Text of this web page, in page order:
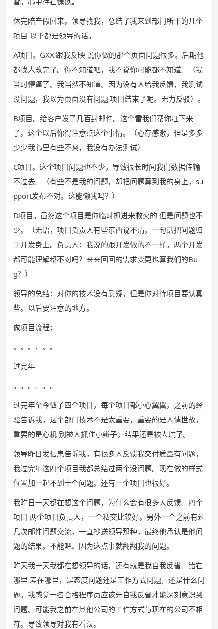
休完陪产假回来。领导找我，总结了我来到部门所干的几个
项目 以下都是领导的话。
A项目。GXX 跟我反映 说你做的那个页面问题很多。后期他
都找人改完了。你不知道吧，我不说你可能都不知道。（我
当时懵逼了。我当然不知道。因为没有人给我反馈，我测试
没问题，我以为页面没有问题 项目结束了呢。无力反驳）。
B项目。给客户发了几百封邮件。这个雷我们帮你扛下来
了。这个以后你得注意点这个事情。（心存感激，但是多多
少少我心里有些不爽，我没有办法测试）
C项目。这个项目问题也不少，导致很长时间我们数据传输
不过去。（有些不是我的问题，却把问题算到我的身上，su
pport发布不对。这能懒我吗？）
D项目。虽然这个项目是你临时抓进来救火的 但是问题也不
少。（无语，项目负责人有些东西说不清，一句话把问题归
于开发身上。负责人：我说的跟开发做的不一样。两个开发
都可能理解都不对吗？来来回回的需求变更也算我们的Bu
g？）
领导的总结：对你的技术没有质疑，但是你对待项目要认真
些。以后要注意的地方。
做项目流程：
。。。。。。
过完年
。。。。。。
过完年至今做了四个项目，每个项目都小心翼翼，之前的经
验告诉我，这个部门技术不是太重要，重要的是人情世故，
重要的是心机 别被人抓住小辫子。结果还是被人坑了。
领导昨日发信息告诉我，有很多人反馈我交付质量有问题，
我过完年这四个项目我都总结过两个没问题。现在做的样式
位置加一起不到十个问题。还有一个项目也很好。
我昨日一天都在想这个问题，为什么会有很多人反馈。四个
项目 两个项目负责人，一个私交比较好。另外一个之前有过
几次邮件问题交流，一直抄送领导那种，最终他承认是他问
题的结果。不能吧。因为这点事就翻翻我的问题。
昨天我一天我都在想领导的话，还有就是我自我反省。错在
哪里 差在哪里，是态度问题还是工作方式问题，还是什么问
题。我感觉一名合格程序员应该先自我反省才能深刻意识到
问题。可能我之前在其他公司的工作方式与现在的公司不相
符。导致领导对我有看法。